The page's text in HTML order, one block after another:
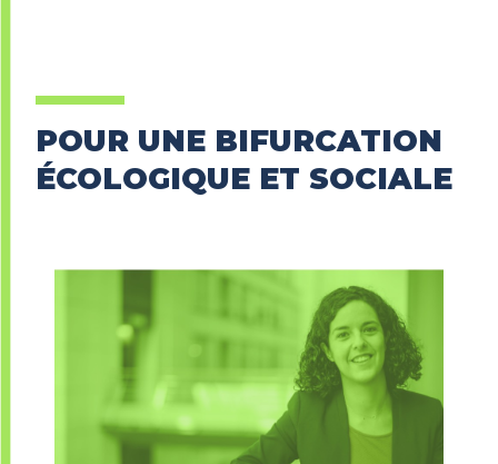
POUR UNE BIFURCATION
ÉCOLOGIQUE ET SOCIALE